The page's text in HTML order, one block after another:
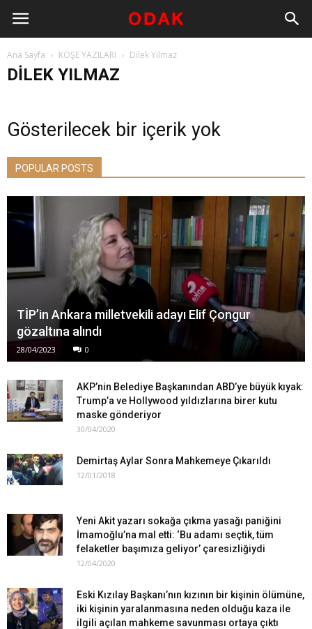
Ana Sayfa KÖŞE YAZILARI Dilek Yılmaz
DILEK YILMAZ
Gösterilecek bir içerik yok
POPULAR POSTS
TİP’in Ankara milletvekili adayı Elif Çongur
gözaltına alındı
28/04/2023 0
AKP’nin Belediye Başkanından ABD’ye büyük kıyak:
Trump’a ve Hollywood yıldızlarına birer kutu
maske gönderiyor
30/04/2020
Demirtaş Aylar Sonra Mahkemeye Çıkarıldı
12/01/2018
Yeni Akit yazarı sokağa çıkma yasağı paniğini
İmamoğlu’na mal etti: ‘Bu adamı seçtik, tüm
felaketler başımıza geliyor’ çaresizliğiydi
12/04/2020
Eski Kızılay Başkanı’nın kızının bir kişinin ölümüne,
iki kişinin yaralanmasına neden olduğu kaza ile
ilgili açılan mahkeme savunması ortaya çıktı